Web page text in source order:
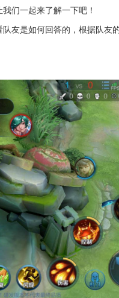
们一起来了解一下吧！
友是如何回答的，根据队友